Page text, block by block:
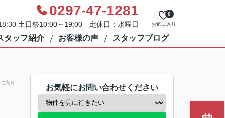
0297-47-1281
土日祭10:00～19:00 定休日：水曜日 お気に入り
0
タッフ紹介 お客様の声 スタッフブログ
入り
お気軽にお問い合わせください